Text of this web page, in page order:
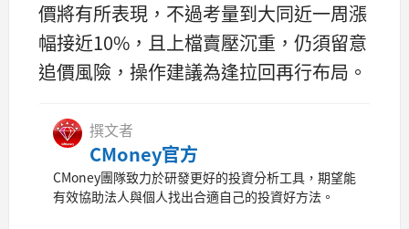
價將有所表現，不過考量到大同近一周漲
幅接近10%，且上檔賣壓沉重，仍須留意
追價風險，操作建議為逢拉回再行布局。
撰文者
CMoney官方
CMoney團隊致力於研發更好的投資分析工具，期望能
有效協助法人與個人找出合適自己的投資好方法。